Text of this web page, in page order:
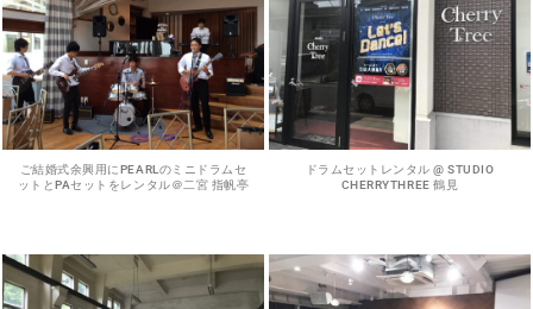
ご結婚式余興用にPEARLのミニドラムセ
ットとPAセットをレンタル＠二宮 指帆亭
ドラムセットレンタル @ STUDIO
CHERRYTHREE 鶴見